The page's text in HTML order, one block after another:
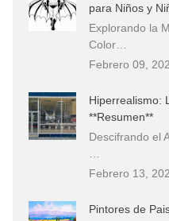
para Niños y
Explorando la
Color…
Febrero 09,
Hiperrealismo:
**Resumen**
Descifrando el
Febrero 13,
Pintores de